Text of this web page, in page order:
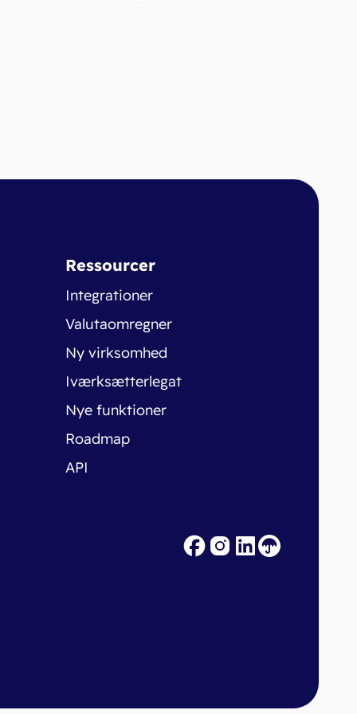
Ressourcer
Integrationer
Valutaomregner
Ny virksomhed
Iværksætterlegat
Nye funktioner
Roadmap
API